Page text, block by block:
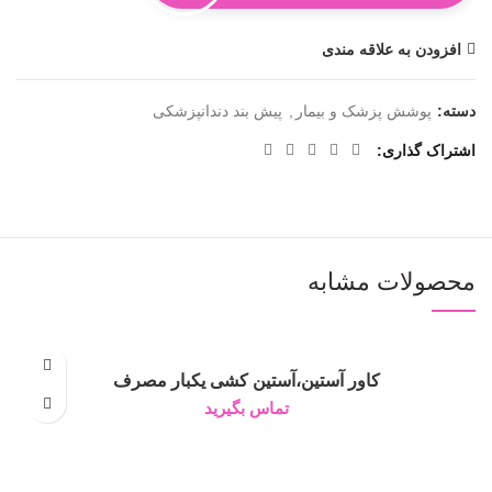
افزودن به علاقه مندی
دسته: پوشش پزشک و بیمار , پیش بند دندانپزشکی
اشتراک گذاری
محصولات مشابه
کاور آستین،آستین کشی یکبار مصرف
تماس بگیرید